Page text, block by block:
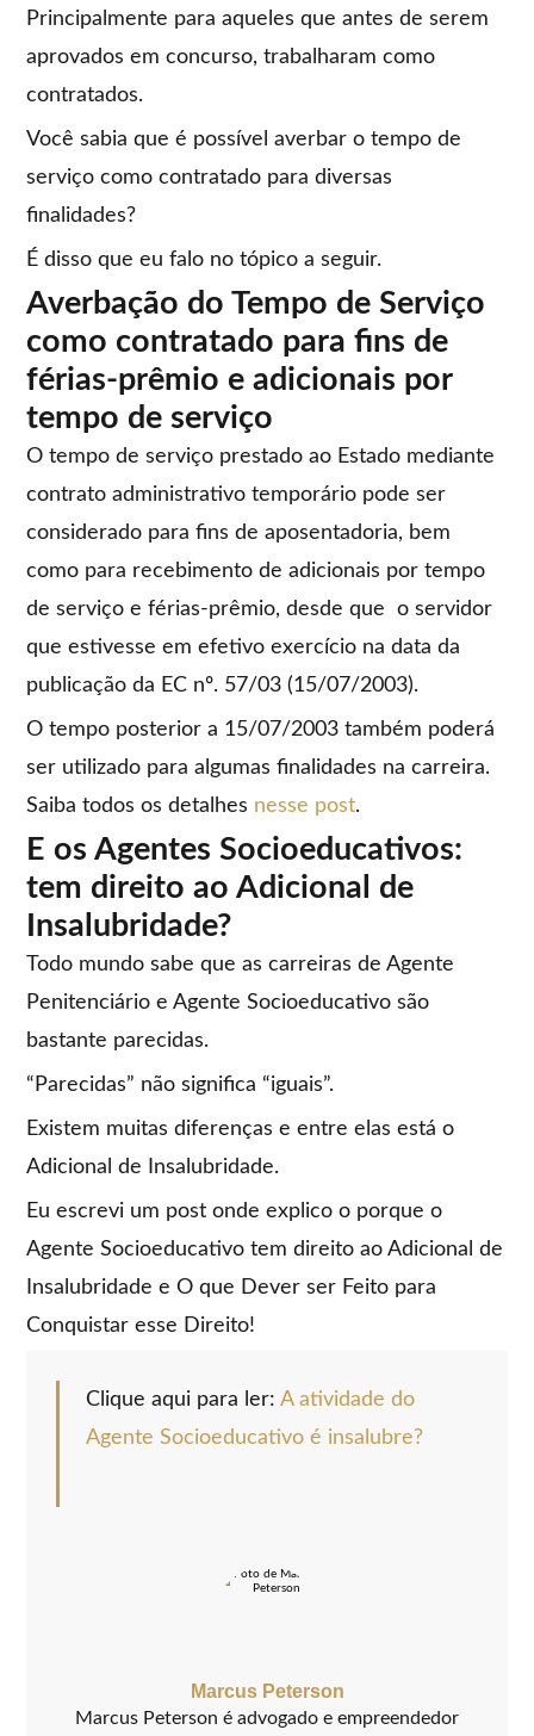
Principalmente para aqueles que antes de serem
aprovados em concurso, trabalharam como
contratados.
Você sabia que é possível averbar o tempo de
serviço como contratado para diversas
finalidades?
É disso que eu falo no tópico a seguir.
Averbação do Tempo de Serviço
como contratado para fins de
férias-prêmio e adicionais por
tempo de serviço
O tempo de serviço prestado ao Estado mediante
contrato administrativo temporário pode ser
considerado para fins de aposentadoria, bem
como para recebimento de adicionais por tempo
de serviço e férias-prêmio, desde que o servidor
que estivesse em efetivo exercício na data da
publicação da EC nº. 57/03 (15/07/2003).
O tempo posterior a 15/07/2003 também poderá
ser utilizado para algumas finalidades na carreira.
Saiba todos os detalhes nesse post.
E os Agentes Socioeducativos:
tem direito ao Adicional de
Insalubridade?
Todo mundo sabe que as carreiras de Agente
Penitenciário e Agente Socioeducativo são
bastante parecidas.
“Parecidas” não significa “iguais”.
Existem muitas diferenças e entre elas está o
Adicional de Insalubridade.
Eu escrevi um post onde explico o porque o
Agente Socioeducativo tem direito ao Adicional de
Insalubridade e O que Dever ser Feito para
Conquistar esse Direito!
Clique aqui para ler:A atividade do
Agente Socioeducativo é insalubre?
Marcus Peterson
Marcus Peterson é advogado e empreendedor